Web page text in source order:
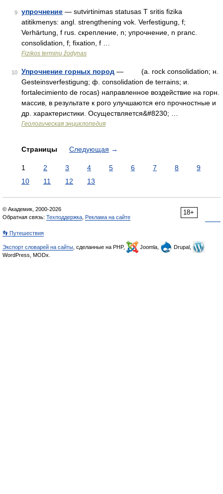
9 упрочнение — sutvirtinimas statusas T sritis fizika
atitikmenys: angl. strengthening vok. Verfestigung, f;
Verhärtung, f rus. скрепление, n; упрочнение, n pranc.
consolidation, f; fixation, f …
Fizikos terminų žodynas
10 Упрочнение горных пород — (a. rock consolidation; н.
Gesteinsverfestigung; ф. consolidation de terrains; и.
fortalecimiento de rocas) направленное воздействие на горн.
массив, в результате к рого улучшаются его прочностные и
др. характеристики. Oсуществляется&#8230; …
Геологическая энциклопедия
Страницы Следующая →
1 2 3 4 5 6 7 8
9
10
11 12 13
18+
© Академик, 2000-2026
Обратная связь: Техподдержка Реклама на сайте
👣 Путешествия
Экспорт словарей на сайты , сделанные на PHP, Joomla,
Drupal,
WordPress, MODx.